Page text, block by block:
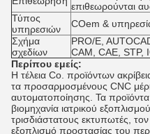
επιθεωρούνται
Τύπος
υπηρεσιών
COem &
Σχήμα
σχεδίων
PRO/E,
CAM, CAE, STP,
Περίπου εμείς:
Η τέλεια Co. προϊόντων
τα προσαρμοσμένους CNC
αυτοματοποίησης. Τα
βιομηχανία ιατρικού
τρισδιάστατους εκτυπωτές,
εξοπλισμό προστασίας του